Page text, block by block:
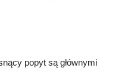
popyt są głównymi